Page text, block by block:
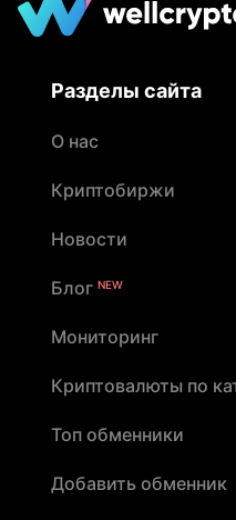
Разделы сайта
О нас
Криптобиржи
Новости
Блог NEW
Мониторинг
Криптовалюты по
Топ обменники
Добавить обменник